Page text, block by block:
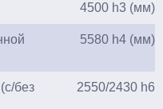
4500 h3 (мм)
5580 h4 (мм)
без
2550/2430 h6